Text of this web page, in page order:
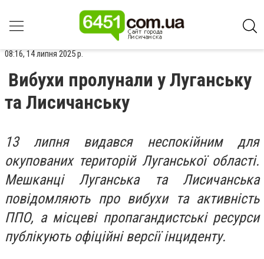
08:16, 14 липня 2025 р.
Вибухи пролунали у Луганську
та Лисичанську
13 липня видався неспокійним для
окупованих територій Луганської області.
Мешканці Луганська та Лисичанська
повідомляють про вибухи та активність
ППО, а місцеві пропагандистські ресурси
публікують офіційні версії інциденту.